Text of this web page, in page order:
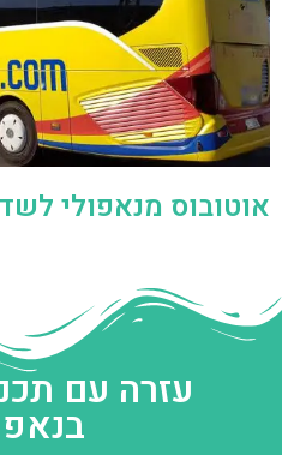
אוטובוס מנאפולי
עזרה עם